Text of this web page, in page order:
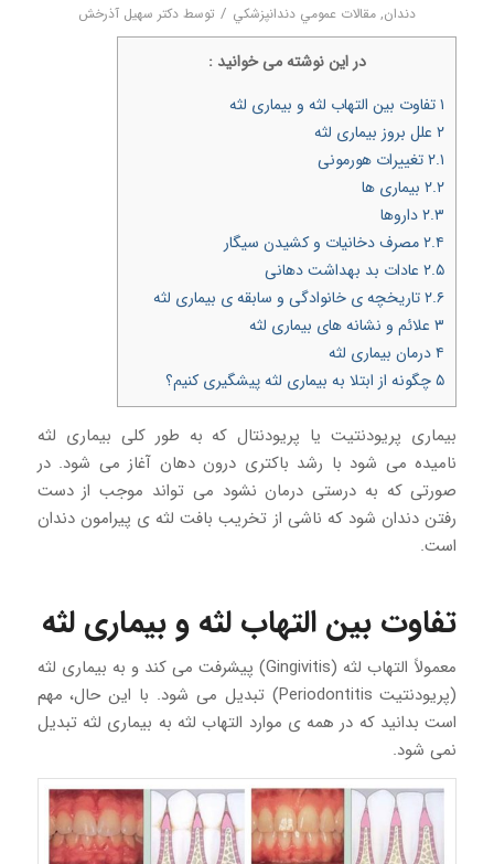
دندان, مقالات عمومي دندانپزشكي / توسط دکتر سهیل آذرخش
در اين نوشته می خوانيد :
۱تفاوت بین التهاب لثه و بیماری لثه
۲علل بروز بیماری لثه
۲.۱تغییرات هورمونی
۲.۲بیماری ها
۲.۳داروها
۲.۴مصرف دخانیات و کشیدن سیگار
۲.۵عادات بد بهداشت دهانی
۲.۶تاریخچه ی خانوادگی و سابقه ی بیماری لثه
۳علائم و نشانه های بیماری لثه
۴درمان بیماری لثه
۵چگونه از ابتلا به بیماری لثه پیشگیری کنیم؟
بیماری پریودنتیت یا پریودنتال که به طور کلی بیماری لثه
نامیده می شود با رشد باکتری درون دهان آغاز می شود. در
صورتی که به درستی درمان نشود می تواند موجب از دست
رفتن دندان شود که ناشی از تخریب بافت لثه ی پیرامون دندان
است.
تفاوت بین التهاب لثه و بیماری لثه
معمولاً التهاب لثه (Gingivitis) پیشرفت می کند و به بیماری لثه
(پریودنتیت Periodontitis) تبدیل می شود. با این حال، مهم
است بدانید که در همه ی موارد التهاب لثه به بیماری لثه تبدیل
نمی شود.